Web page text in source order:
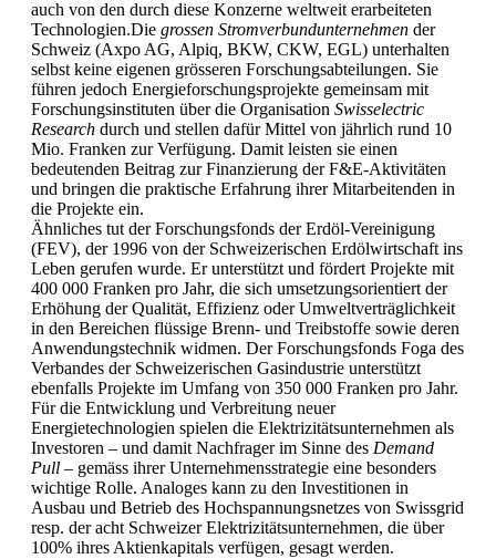
auch von den durch diese Konzerne weltweit erarbeiteten
Technologien.Die grossen Stromverbundunternehmen der
Schweiz (Axpo AG, Alpiq, BKW, CKW, EGL) unterhalten
selbst keine eigenen grösseren Forschungsabteilungen. Sie
führen jedoch Energieforschungsprojekte gemeinsam mit
Forschungsinstituten über die Organisation Swisselectric
Research durch und stellen dafür Mittel von jährlich rund 10
Mio. Franken zur Verfügung. Damit leisten sie einen
bedeutenden Beitrag zur Finanzierung der F&E-Aktivitäten
und bringen die praktische Erfahrung ihrer Mitarbeitenden in
die Projekte ein.
Ähnliches tut der Forschungsfonds der Erdöl-Vereinigung
(FEV), der 1996 von der Schweizerischen Erdölwirtschaft ins
Leben gerufen wurde. Er unterstützt und fördert Projekte mit
400 000 Franken pro Jahr, die sich umsetzungsorientiert der
Erhöhung der Qualität, Effizienz oder Umweltverträglichkeit
in den Bereichen flüssige Brenn- und Treibstoffe sowie deren
Anwendungstechnik widmen. Der Forschungsfonds Foga des
Verbandes der Schweizerischen Gasindustrie unterstützt
ebenfalls Projekte im Umfang von 350 000 Franken pro Jahr.
Für die Entwicklung und Verbreitung neuer
Energietechnologien spielen die Elektrizitätsunternehmen als
Investoren – und damit Nachfrager im Sinne des Demand
Pull – gemäss ihrer Unternehmensstrategie eine besonders
wichtige Rolle. Analoges kann zu den Investitionen in
Ausbau und Betrieb des Hochspannungsnetzes von Swissgrid
resp. der acht Schweizer Elektrizitätsunternehmen, die über
100% ihres Aktienkapitals verfügen, gesagt werden.